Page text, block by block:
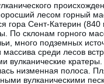
лесом горный
гора Сент-Катерин
По склонам горного
много подземных
массива среди лесов
вулканические
низменная полоса.
вулканическими